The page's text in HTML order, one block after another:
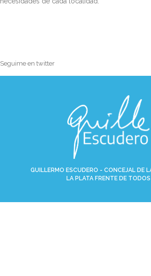
Seguime en twitter
GUILLERMO ESCUDERO - CONCEJAL DE
LA PLATA FRENTE DE TODOS